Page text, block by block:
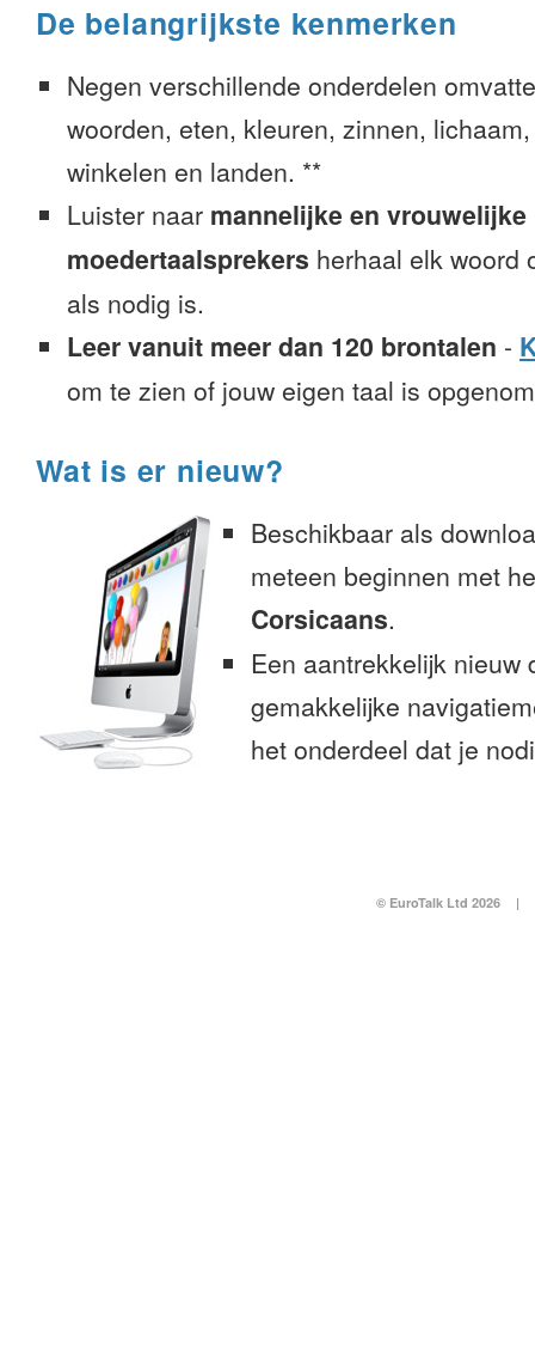
De belangrijkste kenmerken
Negen verschillende onderdelen
woorden, eten, kleuren, zinnen,
winkelen en landen. **
Luister naar mannelijke en vrouwelijke
moedertaalsprekers herhaal elk woord
als nodig is.
Leer vanuit meer dan 120 brontalen -
om te zien of jouw eigen taal is
Wat is er nieuw?
Beschikbaar als
meteen beginnen met
Corsicaans.
Een aantrekkelijk nieuw
gemakkelijke
het onderdeel dat je
© EuroTalk Ltd 2026 |